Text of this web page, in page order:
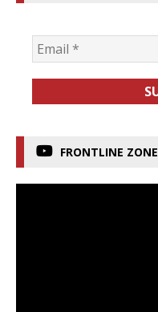
FRONTLINE ZONE